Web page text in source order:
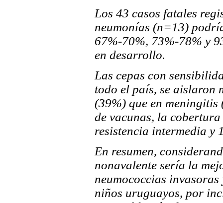
Los 43 casos fatales
neumonías (n=13)
67%-70%, 73%-78% y
en desarrollo.
Las cepas con
todo el país, se aislaron
(39%) que en
de vacunas, la
resistencia intermedia y
En resumen,
nonavalente sería la
neumococcias invasoras
niños uruguayos, por